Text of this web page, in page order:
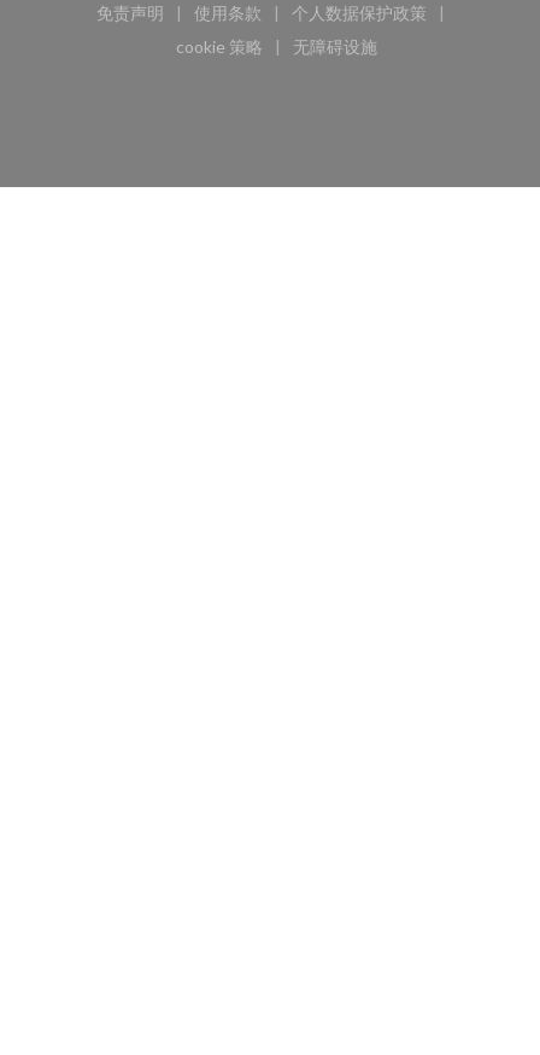
免责声明
((在新窗口中打开))
使用条款
((在新窗口中打开))
个人数据保护政策
((在新窗口中打开))
cookie 策略
((在新窗口中打开))
无障碍设施
((在新窗口中打开))